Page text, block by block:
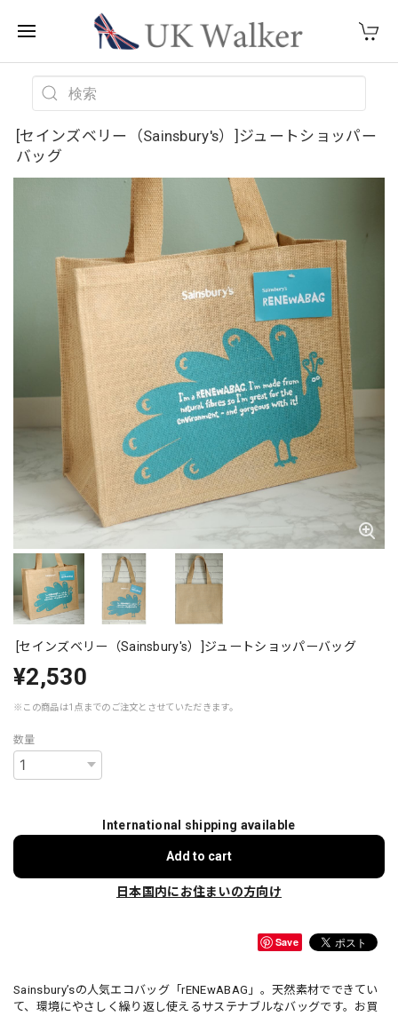
[セインズベリー（Sainsbury's）]ジュートショッパー
バッグ
[セインズベリー（Sainsbury's）]ジュートショッパーバッグ
¥2,530
※この商品は1点までのご注文とさせていただきます。
数量
International shipping available
Add to cart
日本国内にお住まいの方向け
Save
Sainsbury’sの人気エコバッグ「rENEwABAG」。天然素材でできてい
て、環境にやさしく繰り返し使えるサステナブルなバッグです。お買